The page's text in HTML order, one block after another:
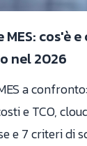
cos'è e
nel 2026
a
e TCO,
e 7 criteri di